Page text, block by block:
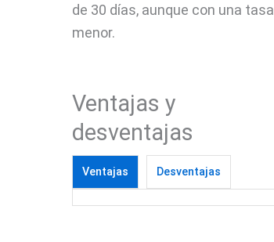
de 30 días, aunque con una tasa
menor.
Ventajas y
desventajas
Ventajas Desventajas